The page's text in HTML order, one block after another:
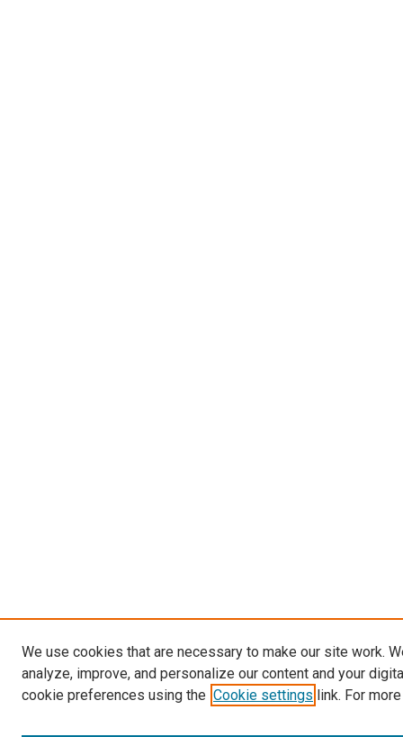
We use cookies that are necessary to make our site work.
analyze, improve, and personalize our content and your
cookie preferences using the Cookie settings link. For